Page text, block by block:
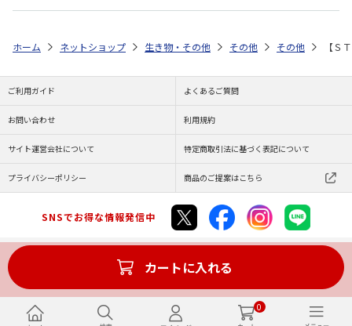
0
カートに入れる
ホーム ネットショップ 生き物・その他 その他 その他 【Ｓ
ご利用ガイド よくあるご質問
お問い合わせ 利用規約
サイト運営会社について 特定商取引法に基づく表記について
プライバシーポリシー 商品のご提案はこちら
SNSでお得な情報発信中